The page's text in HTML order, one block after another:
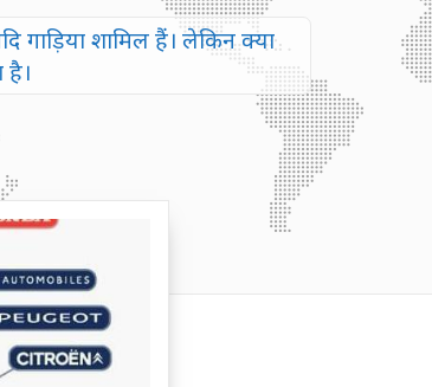
गाड़िया शामिल हैं। लेकिन क्या